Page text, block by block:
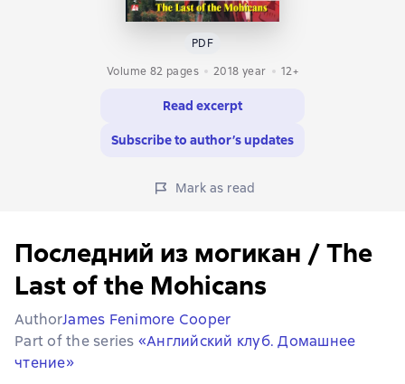
PDF
Volume 82 pages
2018 year 12+
Read excerpt
Subscribe to author’s updates
Mark as read
Последний из могикан / The
Last of the Mohicans
AuthorJames Fenimore Cooper
Part of the series «Английский клуб. Домашнее
чтение»